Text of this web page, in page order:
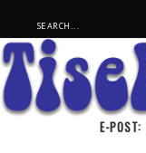
E-POST: